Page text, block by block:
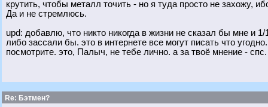
крутить, чтобы металл точить - но я туда просто не захожу,
Да и не стремлюсь.
upd: добавлю, что никто никогда в жизни не сказал бы мне и
либо зассали бы. это в интернете все могут писать что
посмотрите. это, Палыч, не тебе лично. а за твоё мнение - спс.
Re: Бэтмен?